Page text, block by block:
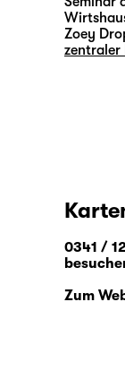
Zoey
zentraler
0341 /
Zum